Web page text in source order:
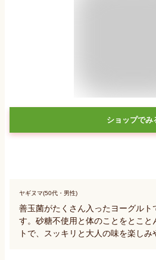
ショップでみ
ヤギヌマ(50代・男性)
善玉菌がたくさん入ったヨーグル
す。砂糖不使用と体のことをとこ
トで、スッキリと大人の味を楽しみ